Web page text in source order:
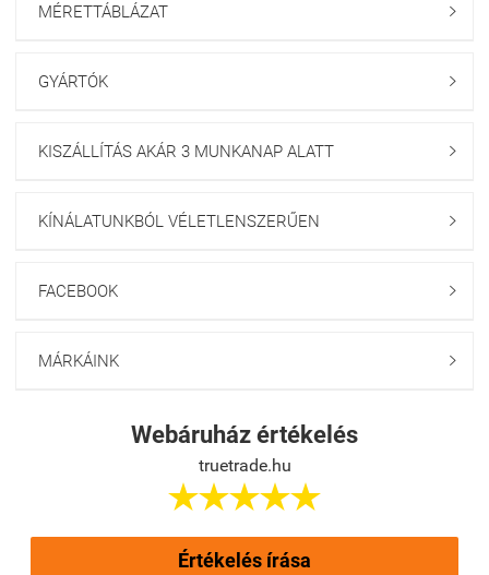
MÉRETTÁBLÁZAT 
GYÁRTÓK 
KISZÁLLÍTÁS AKÁR 3 MUNKANAP ALATT 
KÍNÁLATUNKBÓL VÉLETLENSZERŰEN 
FACEBOOK 
MÁRKÁINK 
Webáruház értékelés
truetrade.hu

Értékelés írása